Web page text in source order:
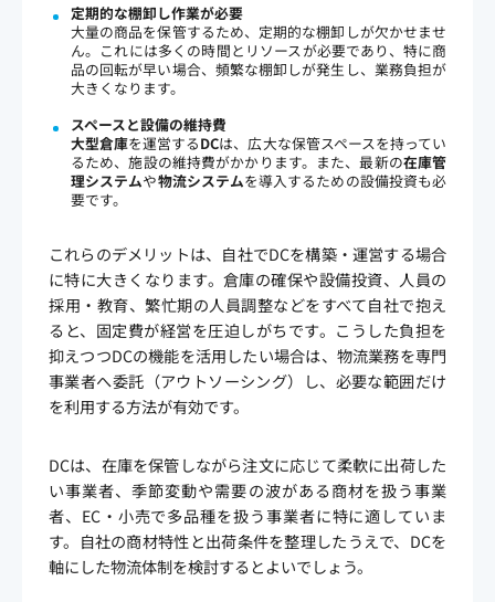
定期的な棚卸し作業が必要
大量の商品を保管するため、定期的な棚卸しが欠かせませ
ん。これには多くの時間とリソースが必要であり、特に商
品の回転が早い場合、頻繁な棚卸しが発生し、業務負担が
大きくなります。
スペースと設備の維持費
大型倉庫を運営するDCは、広大な保管スペースを持ってい
るため、施設の維持費がかかります。また、最新の在庫管
理システムや物流システムを導入するための設備投資も必
要です。
これらのデメリットは、自社でDCを構築・運営する場合
に特に大きくなります。倉庫の確保や設備投資、人員の
採用・教育、繁忙期の人員調整などをすべて自社で抱え
ると、固定費が経営を圧迫しがちです。こうした負担を
抑えつつDCの機能を活用したい場合は、物流業務を専門
事業者へ委託（アウトソーシング）し、必要な範囲だけ
を利用する方法が有効です。
DCは、在庫を保管しながら注文に応じて柔軟に出荷した
い事業者、季節変動や需要の波がある商材を扱う事業
者、EC・小売で多品種を扱う事業者に特に適していま
す。自社の商材特性と出荷条件を整理したうえで、DCを
軸にした物流体制を検討するとよいでしょう。